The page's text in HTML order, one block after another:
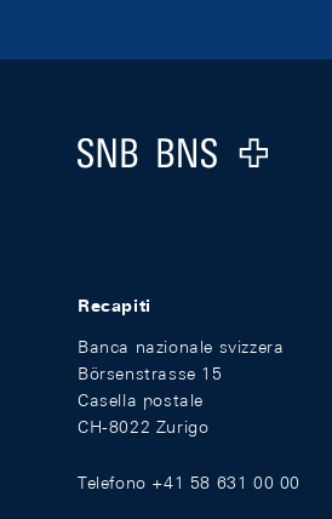
Logo
Recapiti
Banca nazionale svizzera
Börsenstrasse 15
Casella postale
CH-8022 Zurigo
Telefono +41 58 631 00 00